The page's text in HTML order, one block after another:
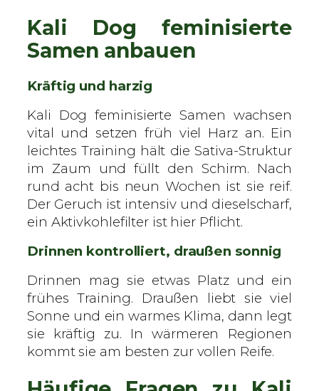
Kali Dog feminisierte
Samen anbauen
Kräftig und harzig
Kali Dog feminisierte Samen wachsen
vital und setzen früh viel Harz an. Ein
leichtes Training hält die Sativa-Struktur
im Zaum und füllt den Schirm. Nach
rund acht bis neun Wochen ist sie reif.
Der Geruch ist intensiv und dieselscharf,
ein Aktivkohlefilter ist hier Pflicht.
Drinnen kontrolliert, draußen sonnig
Drinnen mag sie etwas Platz und ein
frühes Training. Draußen liebt sie viel
Sonne und ein warmes Klima, dann legt
sie kräftig zu. In wärmeren Regionen
kommt sie am besten zur vollen Reife.